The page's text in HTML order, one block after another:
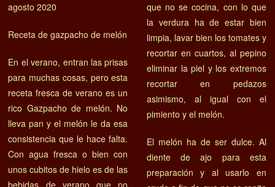
agosto 2020
Receta de gazpacho de melón
En el verano, entran las prisas
para muchas cosas, pero esta
receta fresca de verano es un
rico Gazpacho de melón. No
lleva pan y el melón le da esa
consistencia que le hace falta.
Con agua fresca o bien con
unos cubitos de hielo es de las
que no se cocina, con lo que
la verdura ha de estar bien
limpia, lavar bien los tomates y
recortar en cuartos, al pepino
eliminar la piel y los extremos
recortar en pedazos
asimismo, al igual con el
pimiento y el melón.
El melón ha de ser dulce. Al
diente de ajo para esta
preparación y al usarlo en